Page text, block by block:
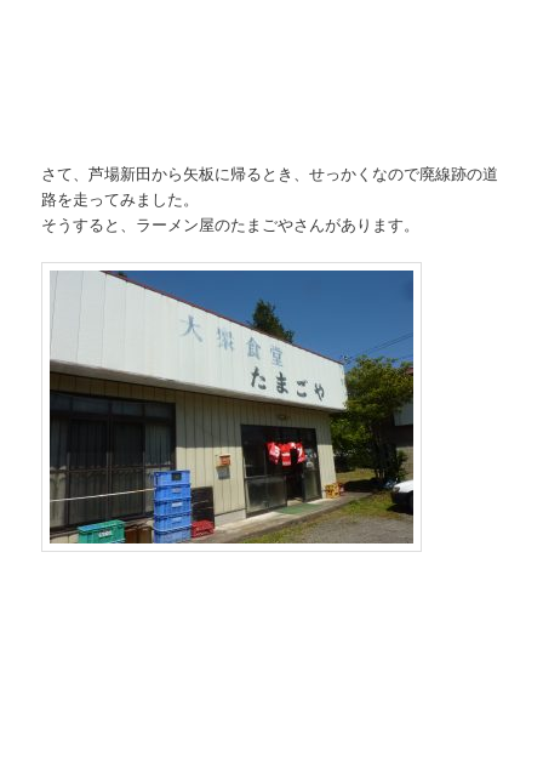
さて、芦場新田から矢板に帰るとき、せっかくなので廃線跡の道
路を走ってみました。
そうすると、ラーメン屋のたまごやさんがあります。